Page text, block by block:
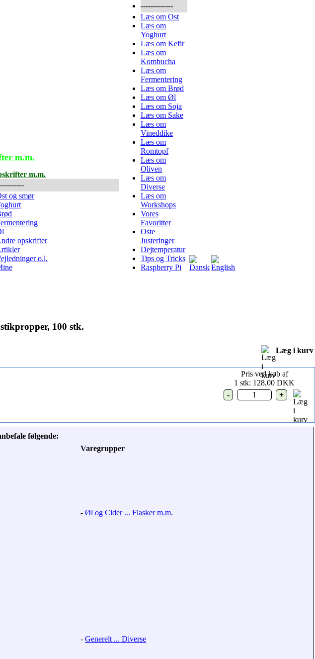
m.m.
m.m.
og smør
opskrifter
o.l.
-------------
Læs om Ost
Læs om
Yoghurt
Læs om Kefir
Læs om
Kombucha
Læs om
Fermentering
Læs om Brød
Læs om Øl
Læs om Soja
Læs om Sake
Læs om
Vineddike
Læs om
Romtopf
Læs om
Oliven
Læs om
Diverse
Læs om
Workshops
Vores
Favoritter
Oste
Justeringer
Dejtemperatur
Tips og Tricks
Raspberry Pi
100 stk.
Læg i kurv
Pris ved køb af
1 stk: 128,00 DKK
følgende:
Varegrupper
- Øl og Cider ... Flasker m.m.
- Generelt ... Diverse